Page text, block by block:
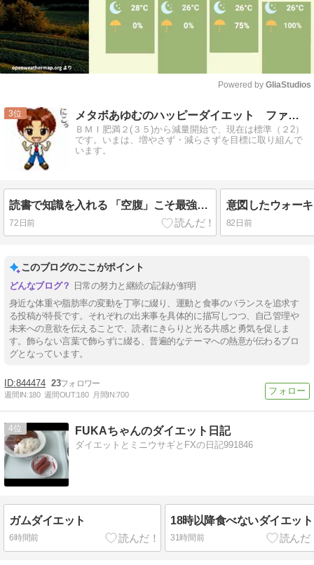
Mute
Powered by GliaStudios
3 メタボあゆむのハッピーダイエット ファイナル
ＢＭＩ肥満２(３５)から減量開始で、現在は標準（２2）
です。いまは、増やさず・減らさずを目標に取り組んで
います。
読書で知識を入れる 「空腹」こそ最強のクスリ
72日前
意図したウォー
82日前
このブログのここがポイント
日常の努力と継続の記録が鮮明
身近な体重や脂肪率の変動を丁寧に綴り、運動と食事のバランスを追求す
る投稿が特長です。それぞれの出来事を具体的に描写しつつ、自己管理や
未来への意欲を伝えることで、読者にきらりと光る共感と勇気を促しま
す。飾らない言葉で飾らずに綴る、普遍的なテーマへの熱意が伝わるブロ
グとなっています。
844474 23
週間IN:180 週間OUT:180 月間IN:700
4 FUKAちゃんのダイエット日記
ダイエットとミニウサギとFXの日記991846
ガムダイエット
6時間前
18時以降食べないダイエット
31時間前